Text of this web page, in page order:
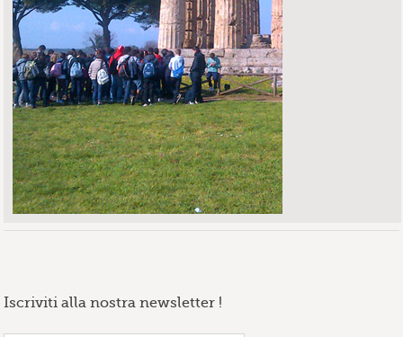
Iscriviti alla nostra newsletter !